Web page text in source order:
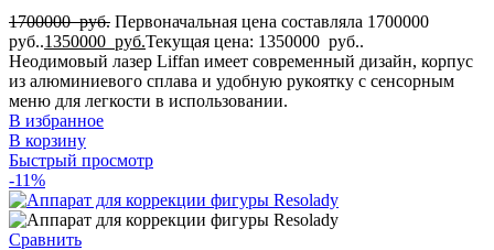
1700000руб. Первоначальная цена составляла 1700000
руб..1350000 руб.Текущая цена: 1350000 руб..
Неодимовый лазер Liffan имеет современный дизайн, корпус
из алюминиевого сплава и удобную рукоятку с сенсорным
меню для легкости в использовании.
В избранное
В корзину
Быстрый просмотр
-11%
Сравнить